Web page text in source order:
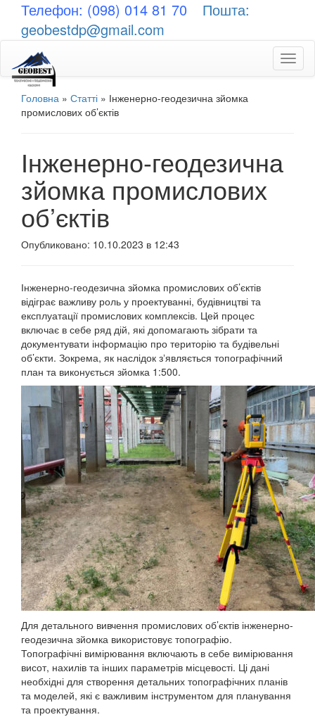
Телефон: (098) 014 81 70
Пошта:
geobestdp@gmail.com
Головна » Статті » Інженерно-геодезична зйомка
промислових об’єктів
Інженерно-геодезична
зйомка промислових
об’єктів
Опубликовано: 10.10.2023 в 12:43
Інженерно-геодезична зйомка промислових об’єктів
відіграє важливу роль у проектуванні, будівництві та
експлуатації промислових комплексів. Цей процес
включає в себе ряд дій, які допомагають зібрати та
документувати інформацію про територію та будівельні
об’єкти. Зокрема, як наслідок зʼявляється топографічний
план та виконується зйомка 1:500.
Для детального вивчення промислових об’єктів інженерно-
геодезична зйомка використовує топографію.
Топографічні вимірювання включають в себе вимірювання
висот, нахилів та інших параметрів місцевості. Ці дані
необхідні для створення детальних топографічних планів
та моделей, які є важливим інструментом для планування
та проектування.